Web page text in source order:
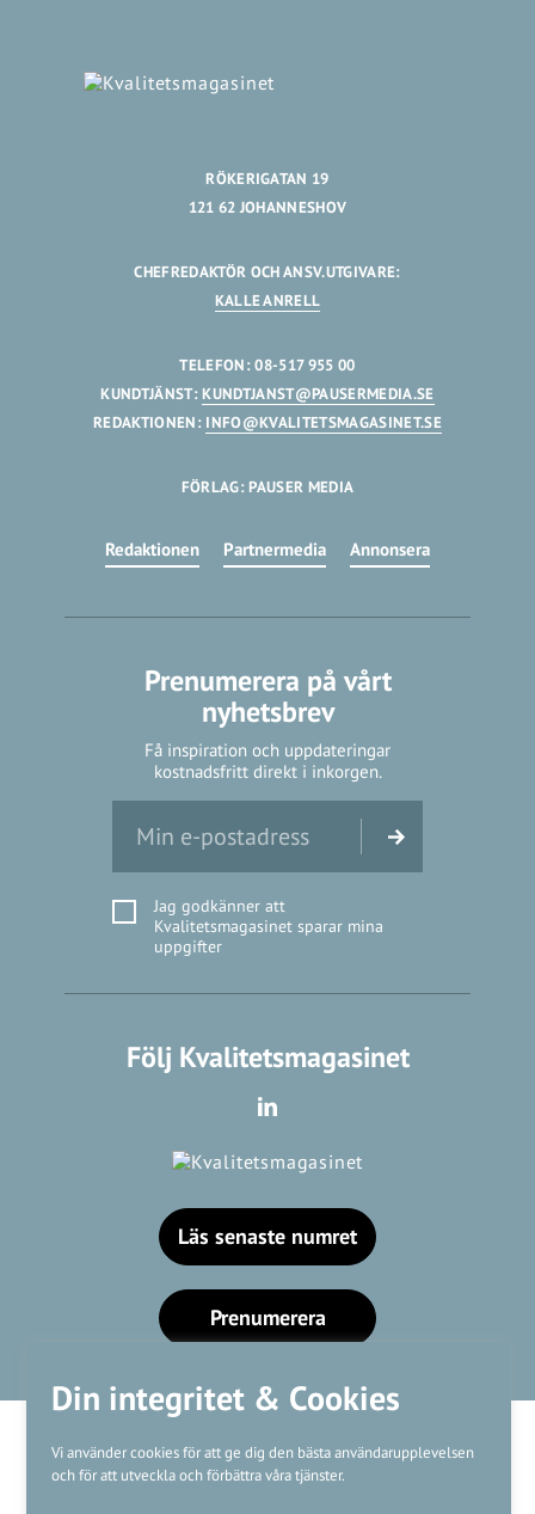
Din integritet & Cookies
Vi använder cookies för att ge dig den bästa användarupplevelsen
och för att utveckla och förbättra våra tjänster.
RÖKERIGATAN 19
121 62 JOHANNESHOV
CHEFREDAKTÖR OCH ANSV.UTGIVARE:
KALLE ANRELL
TELEFON: 08-517 955 00
KUNDTJÄNST:KUNDTJANST@PAUSERMEDIA.SE
REDAKTIONEN: INFO@KVALITETSMAGASINET.SE
FÖRLAG: PAUSER MEDIA
Redaktionen Partnermedia Annonsera
Prenumerera på vårt
nyhetsbrev
Få inspiration och uppdateringar
kostnadsfritt direkt i inkorgen.
Jag godkänner att
Kvalitetsmagasinet sparar mina
uppgifter
Följ Kvalitetsmagasinet
Läs senaste numret
Prenumerera